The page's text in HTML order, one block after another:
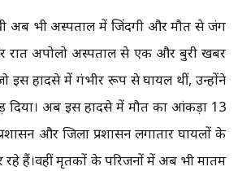
अब भी अस्पताल में जिंदगी और मौत से जंग
रात अपोलो अस्पताल से एक और बुरी खबर
इस हादसे में गंभीर रूप से घायल थीं, उन्होंने
दिया। अब इस हादसे में मौत का आंकड़ा 13
और जिला प्रशासन लगातार घायलों के
रहे हैं।वहीं मृतकों के परिजनों में अब भी मातम